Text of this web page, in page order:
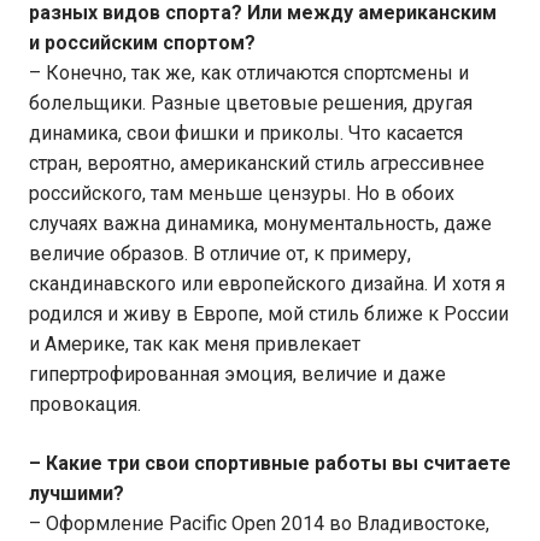
разных видов спорта? Или между американским
и российским спортом?
– Конечно, так же, как отличаются спортсмены и
болельщики. Разные цветовые решения, другая
динамика, свои фишки и приколы. Что касается
стран, вероятно, американский стиль агрессивнее
российского, там меньше цензуры. Но в обоих
случаях важна динамика, монументальность, даже
величие образов. В отличие от, к примеру,
скандинавского или европейского дизайна. И хотя я
родился и живу в Европе, мой стиль ближе к России
и Америке, так как меня привлекает
гипертрофированная эмоция, величие и даже
провокация.
– Какие три свои спортивные работы вы считаете
лучшими?
– Оформление Pacific Open 2014 во Владивостоке,